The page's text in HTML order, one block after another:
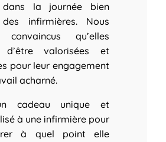
dans la journée bien
infirmières. Nous
convaincus qu’elles
d’être valorisées et
pour leur engagement
acharné.
cadeau unique et
à une infirmière pour
à quel point elle